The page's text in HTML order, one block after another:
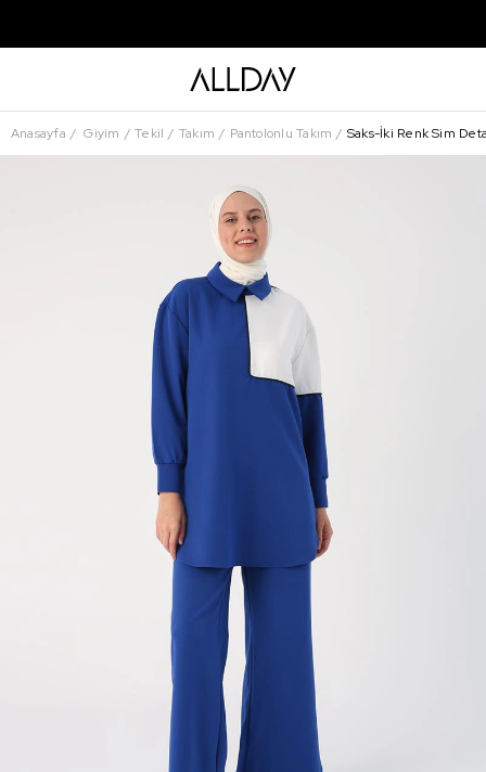
Anasayfa Giyim Tekil Takım Pantolonlu Takım Saks-İki Renk Sim